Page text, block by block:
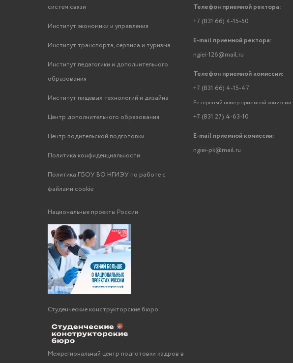
систем связи
Институт экономики и управления
Институт транспорта, сервиса и туризма
Институт педагогики и дополнительного
образования
Институт пищевых технологий и дизайна
Центр дополнительного образования
Центр водительской подготовки
Политика конфиденциальности
Политика ГБОУ ВО НГИЭУ по работе с
файлами cookie
Национальные проекты России
Студенческие конструкторские бюро
Межрегиональный центр подготовки кадров в
Телефон приемной ректора:
+7 (831 66) 4-15-50
E-mail приемной ректора:
ngiei-126@mail.ru
Телефон приемной комиссии:
+7 (831 66) 4-15-47
Резервный номер приемной комиссии:
+7 (831 27) 4-63-10
E-mail приемной комиссии:
ngiei-pk@mail.ru